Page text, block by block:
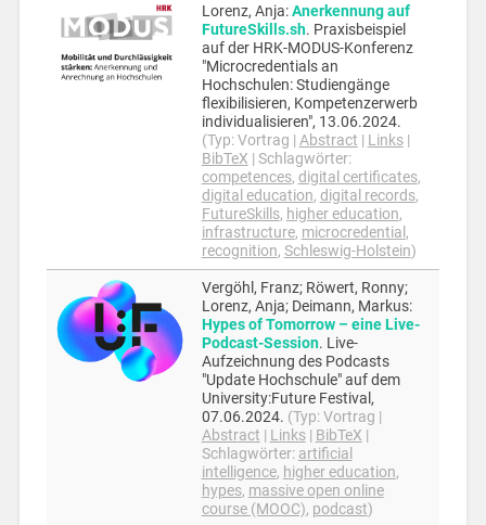
Lorenz, Anja:Anerkennung auf
FutureSkills.sh. Praxisbeispiel
auf der HRK-MODUS-Konferenz
"Microcredentials an
Hochschulen: Studiengänge
flexibilisieren, Kompetenzerwerb
individualisieren", 13.06.2024.
(Typ:Vortrag | Abstract | Links|
BibTeX | Schlagwörter:
competences, digital certificates,
digital education, digital records,
FutureSkills, higher education,
infrastructure, microcredential ,
recognition, Schleswig-Holstein)
Vergöhl, Franz; Röwert, Ronny;
Lorenz, Anja; Deimann, Markus:
Hypes of Tomorrow – eine Live-
Podcast-Session. Live-
Aufzeichnung des Podcasts
"Update Hochschule" auf dem
University:Future Festival,
07.06.2024. (Typ:Vortrag |
Abstract | Links| BibTeX |
Schlagwörter: artificial
intelligence, higher education,
hypes, massive open online
course (MOOC), podcast)